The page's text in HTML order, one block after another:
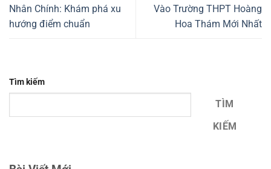
Nhân Chính: Khám phá xu
hướng điểm chuẩn
Vào Trường THPT Hoàng
Hoa Thám Mới Nhất
Tìm kiếm
TÌM
KIẾM